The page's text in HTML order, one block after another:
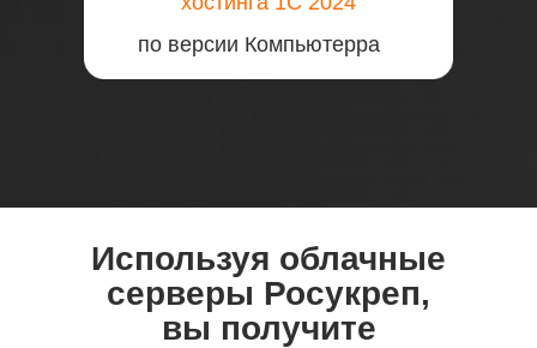
Используя облачные
серверы Росукреп,
вы получите